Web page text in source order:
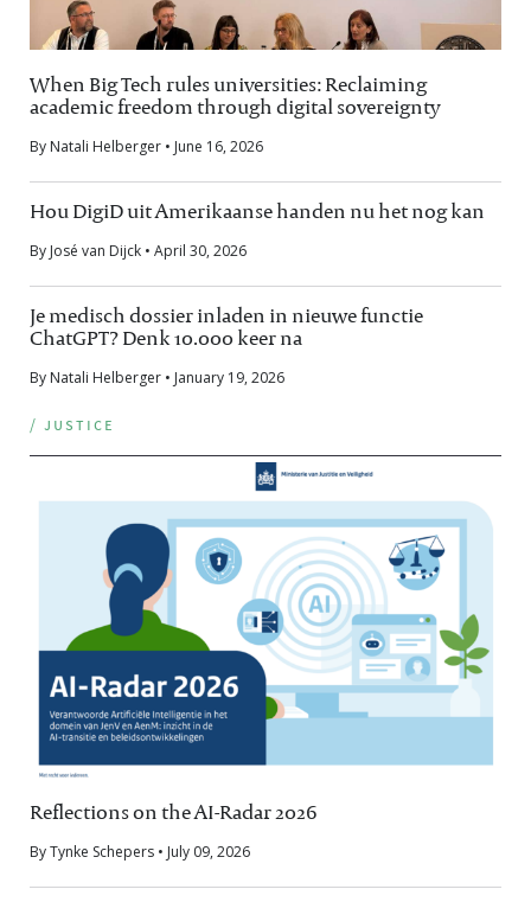
When Big Tech rules universities: Reclaiming
academic freedom through digital sovereignty
By Natali Helberger • June 16, 2026
Hou DigiD uit Amerikaanse handen nu het nog kan
By José van Dijck • April 30, 2026
Je medisch dossier inladen in nieuwe functie
ChatGPT? Denk 10.000 keer na
By Natali Helberger • January 19, 2026
/ justice
Reflections on the AI-Radar 2026
By Tynke Schepers • July 09, 2026